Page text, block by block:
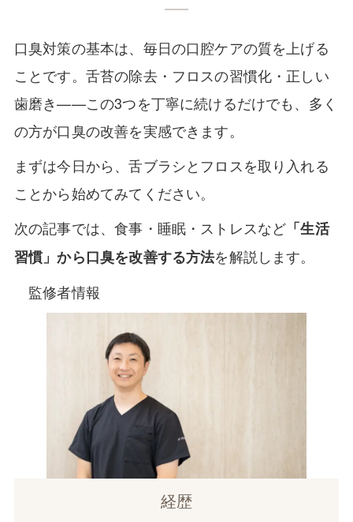
口臭対策の基本は、毎日の口腔ケアの質を上げる
ことです。舌苔の除去・フロスの習慣化・正しい
歯磨き——この3つを丁寧に続けるだけでも、多く
の方が口臭の改善を実感できます。
まずは今日から、舌ブラシとフロスを取り入れる
ことから始めてみてください。
次の記事では、食事・睡眠・ストレスなど 「生活
習慣」から口臭を改善する方法を解説します。
監修者情報
経歴